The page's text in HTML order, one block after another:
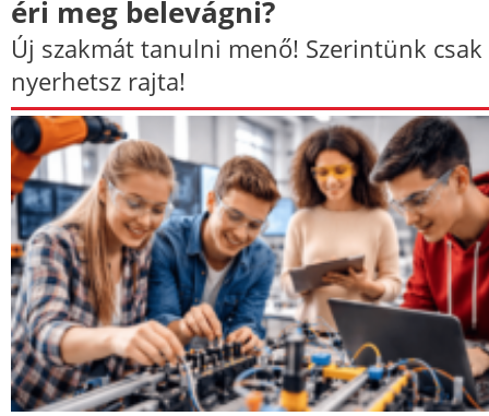
éri meg belevágni?
Új szakmát tanulni menő! Szerintünk csak
nyerhetsz rajta!